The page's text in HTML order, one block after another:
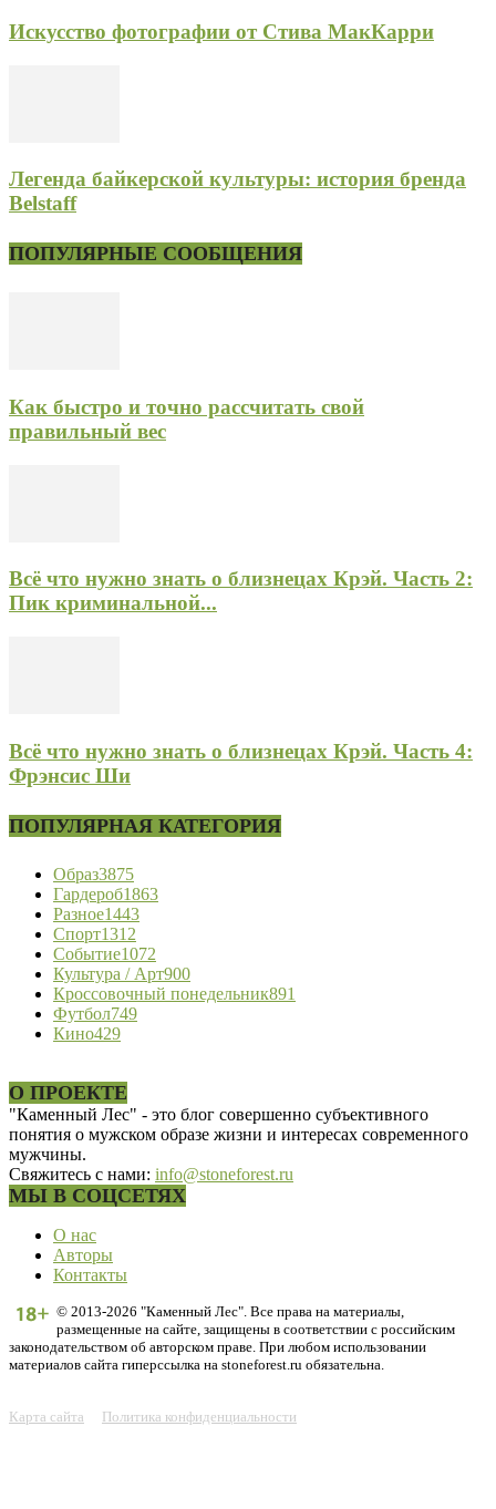
Искусство фотографии от Стива МакКарри
Легенда байкерской культуры: история бренда
Belstaff
ПОПУЛЯРНЫЕ СООБЩЕНИЯ
Как быстро и точно рассчитать свой
правильный вес
Всё что нужно знать о близнецах Крэй. Часть 2:
Пик криминальной...
Всё что нужно знать о близнецах Крэй. Часть 4:
Фрэнсис Ши
ПОПУЛЯРНАЯ КАТЕГОРИЯ
Образ3875
Гардероб1863
Разное1443
Спорт1312
Событие1072
Культура / Арт900
Кроссовочный понедельник891
Футбол749
Кино429
О ПРОЕКТЕ
"Каменный Лес" - это блог совершенно субъективного
понятия о мужском образе жизни и интересах современного
мужчины.
Свяжитесь с нами: info@stoneforest.ru
МЫ В СОЦСЕТЯХ
О нас
Авторы
Контакты
© 2013-2026 "Каменный Лес". Все права на материалы,
размещенные на сайте, защищены в соответствии с российским
законодательством об авторском праве. При любом использовании
материалов сайта гиперссылка на stoneforest.ru обязательна.
Карта сайта Политика конфиденциальности